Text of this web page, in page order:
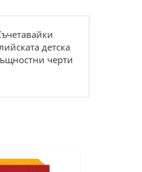
детска
черти